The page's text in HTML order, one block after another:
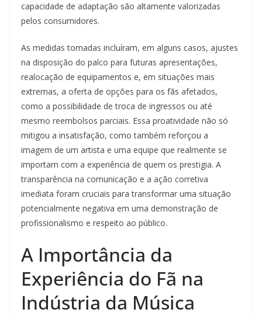
capacidade de adaptação são altamente valorizadas
pelos consumidores.
As medidas tomadas incluíram, em alguns casos, ajustes
na disposição do palco para futuras apresentações,
realocação de equipamentos e, em situações mais
extremas, a oferta de opções para os fãs afetados,
como a possibilidade de troca de ingressos ou até
mesmo reembolsos parciais. Essa proatividade não só
mitigou a insatisfação, como também reforçou a
imagem de um artista e uma equipe que realmente se
importam com a experiência de quem os prestigia. A
transparência na comunicação e a ação corretiva
imediata foram cruciais para transformar uma situação
potencialmente negativa em uma demonstração de
profissionalismo e respeito ao público.
A Importância da
Experiência do Fã na
Indústria da Música